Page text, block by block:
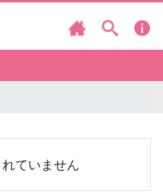
ていません